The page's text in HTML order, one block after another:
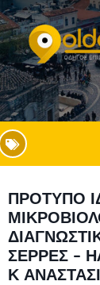
ΠΡΟΤΥΠΟ
ΣΕΡΡΕΣ –
Κ